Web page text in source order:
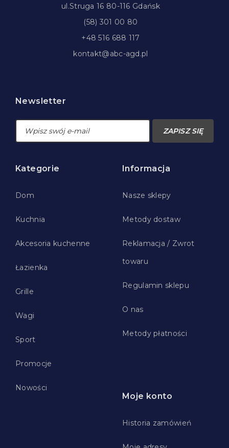
ul.Struga 16 80-116 Gdańsk
(58) 301 00 80
+48 516 688 117
kontakt@abc-agd.pl
Newsletter
ZAPISZ SIĘ
Kategorie
Dom
Kuchnia
Akcesoria kuchenne
Łazienka
Grille
Wagi
Sport
Promocje
Nowości
Informacja
Nasze sklepy
Metody dostaw
Reklamacja / Zwrot
towaru
Regulamin sklepu
O nas
Metody płatności
Moje konto
Historia zamówień